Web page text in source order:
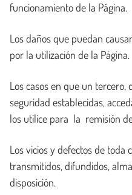
funcionamiento de la Página.
Los daños que puedan
por la utilización de la Página.
Los casos en que un
seguridad establecidas,
los utilice para la remisión
Los vicios y defectos de toda
transmitidos, difundidos,
disposición.